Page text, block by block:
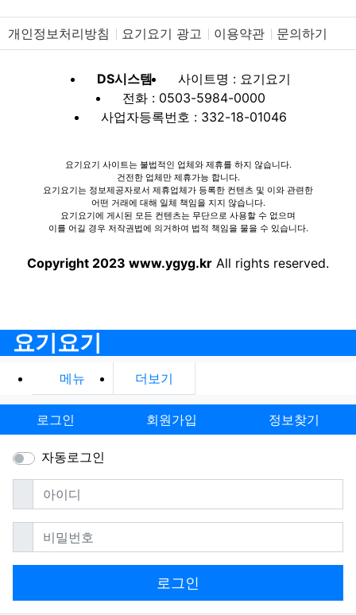
요기요기 광고 이용약관 문의하기
사업자등록번호 : 332-18-01046
요기요기 사이트는 불법적인 업체와 제휴를 하지 않습니다.
건전한 업체만 제휴가능 합니다.
어떤 거래에 대해 일체 책임을 지지 않습니다.
요기요기에 게시된 모든 컨텐츠는 무단으로 사용할 수 없으며
요기요기
메뉴 더보기
로그인 회원가입 정보찾기
자동로그인
아이디필수